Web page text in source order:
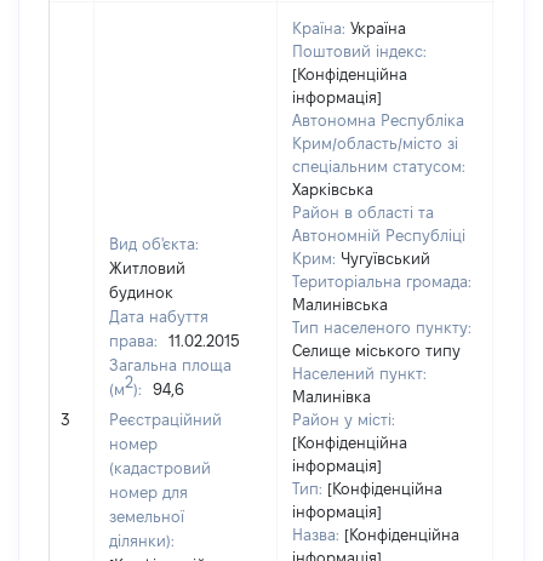
3
Вид об'єкта:
Житловий
будинок
Дата набуття
права:
11.02.2015
Загальна площа
(м2):
94,6
Реєстраційний
номер
(кадастровий
номер для
земельної
ділянки):
Країна: Україна
Поштовий індекс:
[Конфіденційна
інформація]
Автономна Республіка
Крим/область/місто зі
спеціальним статусом:
Харківська
Район в області та
Автономній Республіці
Крим: Чугуївський
Територіальна громада:
Малинівська
Тип населеного пункту:
Селище міського типу
Населений пункт:
Малинівка
Район у місті:
[Конфіденційна
інформація]
Тип: [Конфіденційна
інформація]
Назва: [Конфіденційна
інформація]